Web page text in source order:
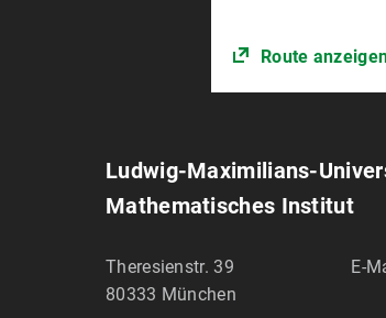
Route
Ludwig-Maximilians-
Mathematisches Institut
Theresienstr. 39
80333 München
E-